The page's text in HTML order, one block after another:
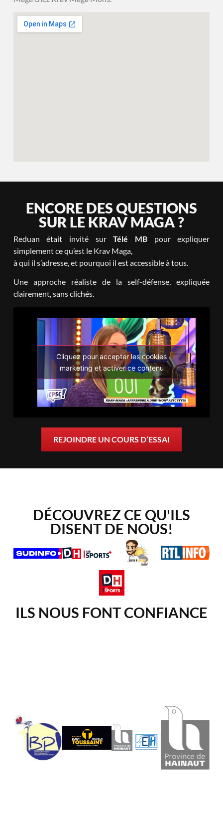
ENCORE DES QUESTIONS
SUR LE KRAV MAGA ?
Reduan était invité surTélé MBpour expliquer
simplement ce qu’est le Krav Maga,
à qui il s’adresse, et pourquoi il est accessible à tous.
Une approche réaliste de la self-défense, expliquée
clairement, sans clichés.
Cliquez pour accepter les cookies
marketing et activer ce contenu
REJOINDRE UN COURS D’ESSAI
DÉCOUVREZ CE QU'ILS
DISENT DE NOUS!
ILS NOUS FONT CONFIANCE